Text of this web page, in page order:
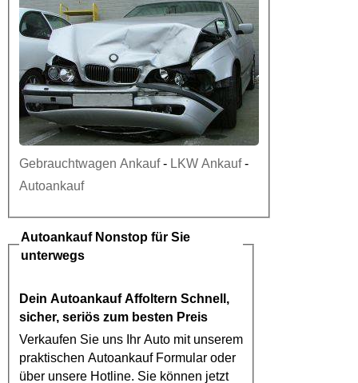
Gebrauchtwagen Ankauf- LKW Ankauf-
Autoankauf
AutoankaufNonstop für Sie
unterwegs
Dein Autoankauf Affoltern Schnell,
sicher, seriös zum besten Preis
Verkaufen Sie uns Ihr Auto mit unserem
praktischen AutoankaufFormular oder
über unsere Hotline. Sie können jetzt